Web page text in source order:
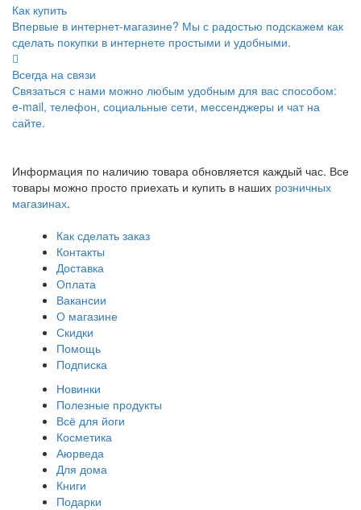
Как купить
Впервые в интернет-магазине? Мы с радостью подскажем как
сделать покупки в интернете простыми и удобными.
Всегда на связи
Связаться с нами можно любым удобным для вас способом:
e-mail, телефон, социальные сети, мессенджеры и чат на
сайте.
Информация по наличию товара обновляется каждый час. Все
товары можно просто приехать и купить в наших розничных
магазинах.
Как сделать заказ
Контакты
Доставка
Оплата
Вакансии
О магазине
Скидки
Помощь
Подписка
Новинки
Полезные продукты
Всё для йоги
Косметика
Аюрведа
Для дома
Книги
Подарки